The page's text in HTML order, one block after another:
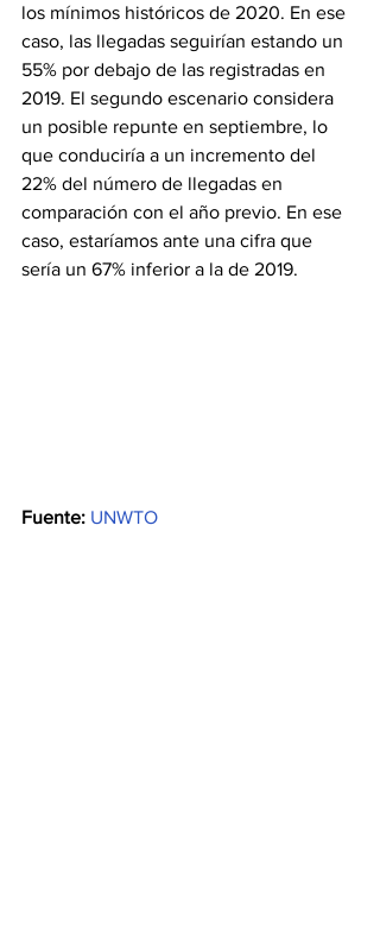
los mínimos históricos de 2020. En ese
caso, las llegadas seguirían estando un
55% por debajo de las registradas en
2019. El segundo escenario considera
un posible repunte en septiembre, lo
que conduciría a un incremento del
22% del número de llegadas en
comparación con el año previo. En ese
caso, estaríamos ante una cifra que
sería un 67% inferior a la de 2019.
Fuente: UNWTO